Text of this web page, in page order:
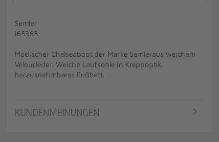
Semler
I65363
Modischer Chelseaboot der Marke Semleraus weichem
Velourleder. Weiche Laufsohle in Kreppoptik,
herausnehmbares Fußbett.
KUNDENMEINUNGEN